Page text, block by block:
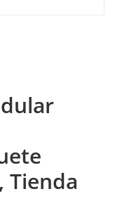
Tienda